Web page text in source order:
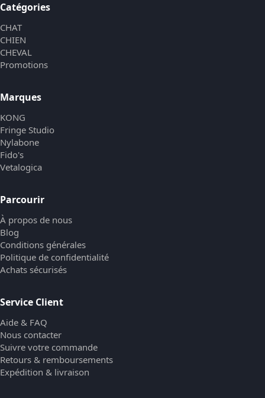
Catégories
CHAT
CHIEN
CHEVAL
Promotions
Marques
KONG
Fringe Studio
Nylabone
Fido's
Vetalogica
Parcourir
À propos de nous
Blog
Conditions générales
Politique de confidentialité
Achats sécurisés
Service Client
Aide & FAQ
Nous contacter
Suivre votre commande
Retours & remboursements
Expédition & livraison